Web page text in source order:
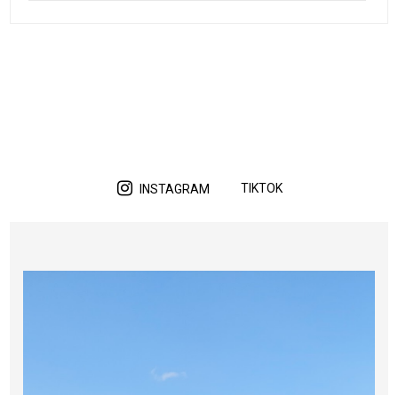
INSTAGRAM TIKTOK